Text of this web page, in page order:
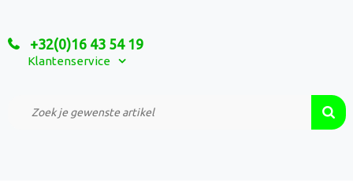
+32(0)16 43 54 19
Klantenservice
Relatiegeschenken
Custom Made Projecten